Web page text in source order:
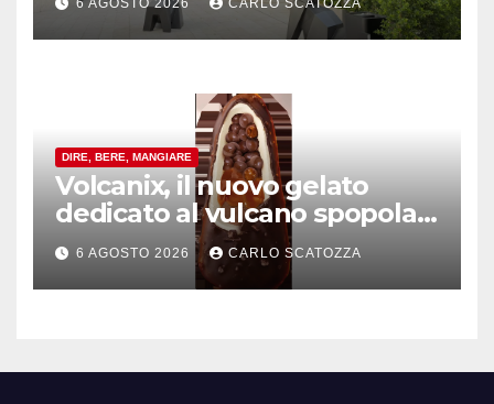
alle porte di Caserta
6 AGOSTO 2026 CARLO SCATOZZA
DIRE, BERE, MANGIARE
Volcanix, il nuovo gelato
dedicato al vulcano spopola,
è nato a Caivano
6 AGOSTO 2026 CARLO SCATOZZA